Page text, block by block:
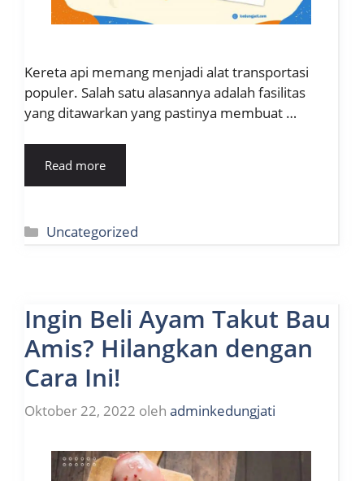
Kereta api memang menjadi alat transportasi
populer. Salah satu alasannya adalah fasilitas
yang ditawarkan yang pastinya membuat …
Read more
Kategori
Uncategorized
Ingin Beli Ayam Takut Bau
Amis? Hilangkan dengan
Cara Ini!
Oktober 22, 2022 oleh adminkedungjati